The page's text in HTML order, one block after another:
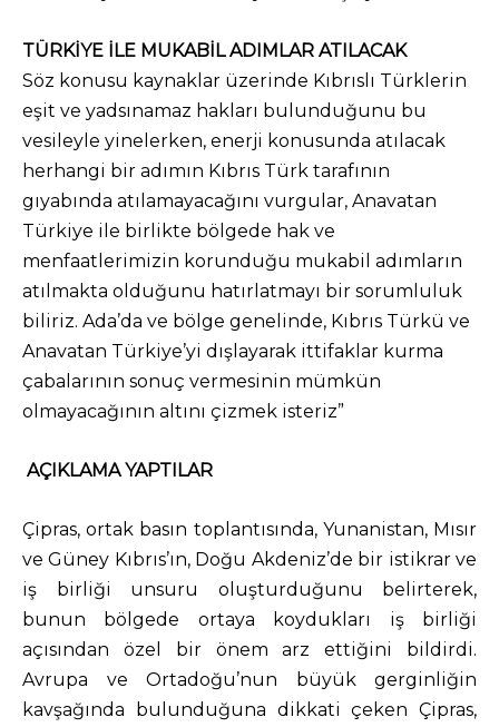
TÜRKİYE İLE MUKABİL ADIMLAR ATILACAK
Söz konusu kaynaklar üzerinde Kıbrıslı Türklerin
eşit ve yadsınamaz hakları bulunduğunu bu
vesileyle yinelerken, enerji konusunda atılacak
herhangi bir adımın Kıbrıs Türk tarafının
gıyabında atılamayacağını vurgular, Anavatan
Türkiye ile birlikte bölgede hak ve
menfaatlerimizin korunduğu mukabil adımların
atılmakta olduğunu hatırlatmayı bir sorumluluk
biliriz. Ada’da ve bölge genelinde, Kıbrıs Türkü ve
Anavatan Türkiye’yi dışlayarak ittifaklar kurma
çabalarının sonuç vermesinin mümkün
olmayacağının altını çizmek isteriz”
AÇIKLAMA YAPTILAR
Çipras, ortak basın toplantısında, Yunanistan, Mısır
ve Güney Kıbrıs’ın, Doğu Akdeniz’de bir istikrar ve
iş birliği unsuru oluşturduğunu belirterek,
bunun bölgede ortaya koydukları iş birliği
açısından özel bir önem arz ettiğini bildirdi.
Avrupa ve Ortadoğu’nun büyük gerginliğin
kavşağında bulunduğuna dikkati çeken Çipras,